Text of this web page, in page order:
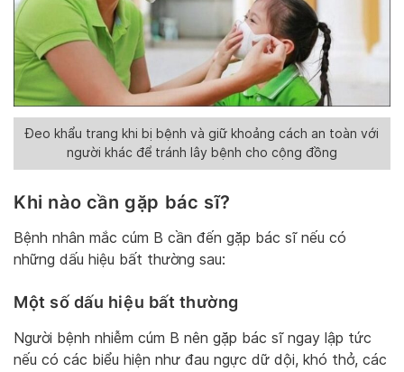
Đeo khẩu trang khi bị bệnh và giữ khoảng cách an toàn với
người khác để tránh lây bệnh cho cộng đồng
Khi nào cần gặp bác sĩ?
Bệnh nhân mắc cúm B cần đến gặp bác sĩ nếu có
những dấu hiệu bất thường sau:
Một số dấu hiệu bất thường
Người bệnh nhiễm cúm B nên gặp bác sĩ ngay lập tức
nếu có các biểu hiện như đau ngực dữ dội, khó thở, các